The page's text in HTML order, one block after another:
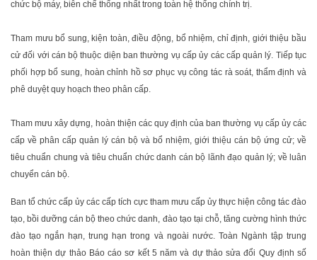
chức bộ máy, biên chế thống nhất trong toàn hệ thống chính trị.
Tham mưu bổ sung, kiện toàn, điều động, bổ nhiệm, chỉ định, giới thiệu bầu
cử đối với cán bộ thuộc diện ban thường vụ cấp ủy các cấp quản lý. Tiếp tục
phối hợp bổ sung, hoàn chỉnh hồ sơ phục vụ công tác rà soát, thẩm định và
phê duyệt quy hoạch theo phân cấp.
Tham mưu xây dựng, hoàn thiện các quy định của ban thường vụ cấp ủy các
cấp về phân cấp quản lý cán bộ và bổ nhiệm, giới thiệu cán bộ ứng cử; về
tiêu chuẩn chung và tiêu chuẩn chức danh cán bộ lãnh đạo quản lý; về luân
chuyển cán bộ.
Ban tổ chức cấp ủy các cấp tích cực tham mưu cấp ủy thực hiện công tác đào
tạo, bồi dưỡng cán bộ theo chức danh, đào tạo tại chỗ, tăng cường hình thức
đào tạo ngắn hạn, trung hạn trong và ngoài nước. Toàn Ngành tập trung
hoàn thiện dự thảo Báo cáo sơ kết 5 năm và dự thảo sửa đổi Quy định số